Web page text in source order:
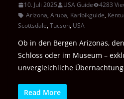
10. Juli 2025 USA Guide
4283
Arizona, Aruba, Karibikguide,
Scottsdale, Tucson, USA
Ob in den Bergen Arizonas,
Schloss oder im Museum –
unvergleichliche
Read More